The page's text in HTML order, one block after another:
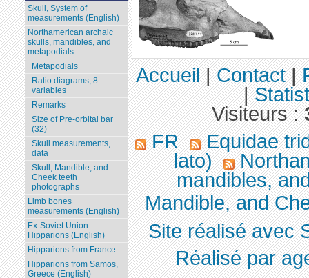
Skull, System of
measurements (English)
Northamerican archaic
skulls, mandibles, and
metapodials
Metapodials
Ratio diagrams, 8
variables
Remarks
Size of Pre-orbital bar
(32)
Skull measurements,
data
Skull, Mandible, and
Cheek teeth
photographs
Limb bones
measurements (English)
Ex-Soviet Union
Hipparions (English)
Hipparions from France
Hipparions from Samos,
Greece (English)
Accueil|Contact|
|
Visiteurs :
FR
Equidae
lato)
mandibles,
Mandible, and
Site réalisé avec
Réalisé par